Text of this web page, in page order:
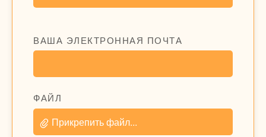
ВАША ЭЛЕКТРОННАЯ ПОЧТА
ФАЙЛ
Прикрепить файл...